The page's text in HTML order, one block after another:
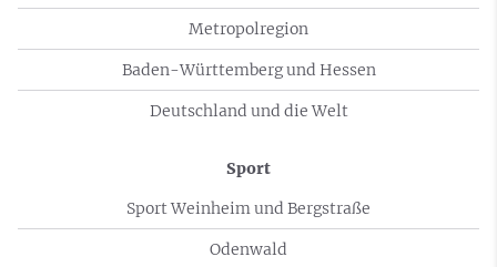
Metropolregion
Baden-Württemberg und Hessen
Deutschland und die Welt
Sport
Sport Weinheim und Bergstraße
Odenwald